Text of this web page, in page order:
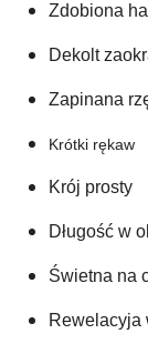
Zdobiona
Dekolt
Zapinana
Krótki rękaw
Krój prosty
Długość w
Świetna na
Rewelacyja